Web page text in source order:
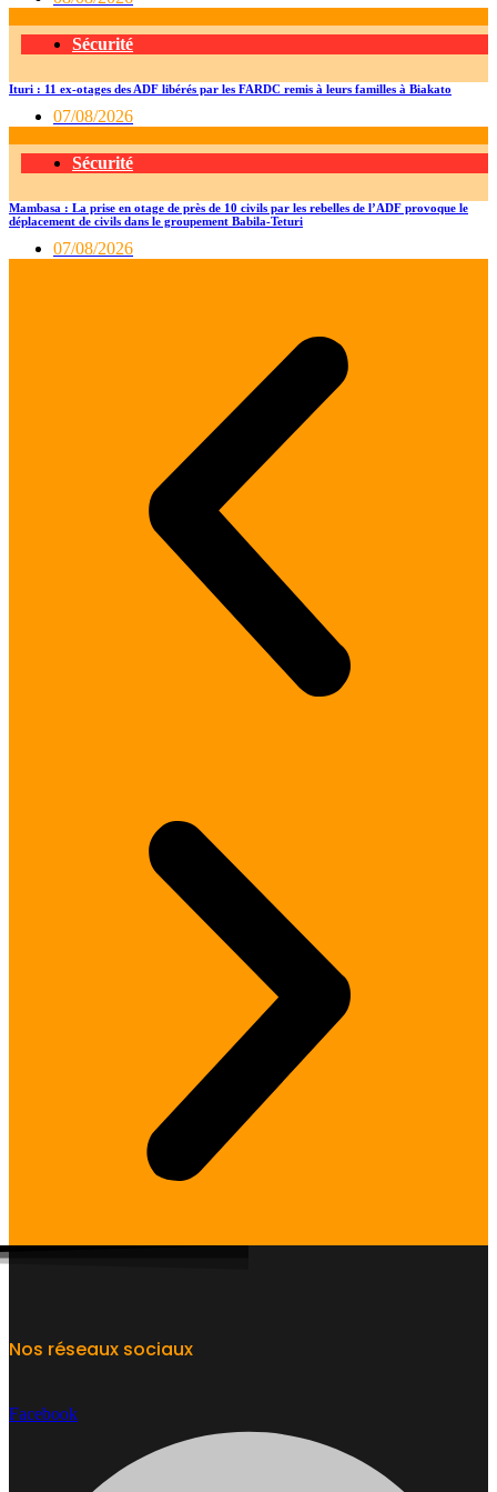
Sécurité
Ituri : 11 ex-otages des ADF libérés par les FARDC remis à leurs familles à Biakato
07/08/2026
Sécurité
Mambasa : La prise en otage de près de 10 civils par les rebelles de l’ADF provoque le
déplacement de civils dans le groupement Babila-Teturi
07/08/2026
Nos réseaux sociaux
Facebook